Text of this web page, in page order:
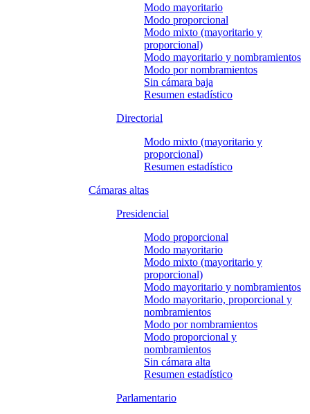
Modo mayoritario
Modo proporcional
Modo mixto (mayoritario y
proporcional)
Modo mayoritario y nombramientos
Modo por nombramientos
Sin cámara baja
Resumen estadístico
Directorial
Modo mixto (mayoritario y
proporcional)
Resumen estadístico
Cámaras altas
Presidencial
Modo proporcional
Modo mayoritario
Modo mixto (mayoritario y
proporcional)
Modo mayoritario y nombramientos
Modo mayoritario, proporcional y
nombramientos
Modo por nombramientos
Modo proporcional y
nombramientos
Sin cámara alta
Resumen estadístico
Parlamentario